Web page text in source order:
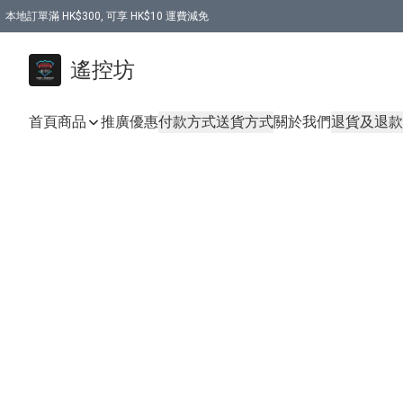
本地訂單滿 HK$300, 可享 HK$10 運費減免
遙控坊
首頁商品 推廣優惠付款方式送貨方式關於我們退貨及退